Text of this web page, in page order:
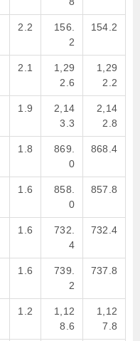
2.2
156.
2
154.2
2.1
1,29
2.6
1,29
2.2
1.9
2,14
3.3
2,14
2.8
1.8
869.
0
868.4
1.6
858.
0
857.8
1.6
732.
4
732.4
1.6
739.
2
737.8
1.2
1,12
8.6
1,12
7.8